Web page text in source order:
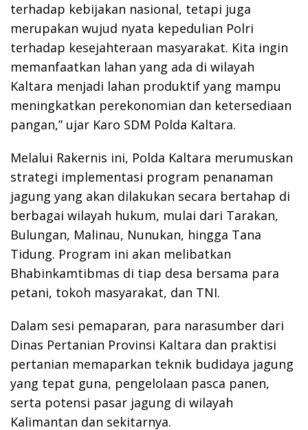
terhadap kebijakan nasional, tetapi juga
merupakan wujud nyata kepedulian Polri
terhadap kesejahteraan masyarakat. Kita ingin
memanfaatkan lahan yang ada di wilayah
Kaltara menjadi lahan produktif yang mampu
meningkatkan perekonomian dan ketersediaan
pangan,” ujar Karo SDM Polda Kaltara.
Melalui Rakernis ini, Polda Kaltara merumuskan
strategi implementasi program penanaman
jagung yang akan dilakukan secara bertahap di
berbagai wilayah hukum, mulai dari Tarakan,
Bulungan, Malinau, Nunukan, hingga Tana
Tidung. Program ini akan melibatkan
Bhabinkamtibmas di tiap desa bersama para
petani, tokoh masyarakat, dan TNI.
Dalam sesi pemaparan, para narasumber dari
Dinas Pertanian Provinsi Kaltara dan praktisi
pertanian memaparkan teknik budidaya jagung
yang tepat guna, pengelolaan pasca panen,
serta potensi pasar jagung di wilayah
Kalimantan dan sekitarnya.